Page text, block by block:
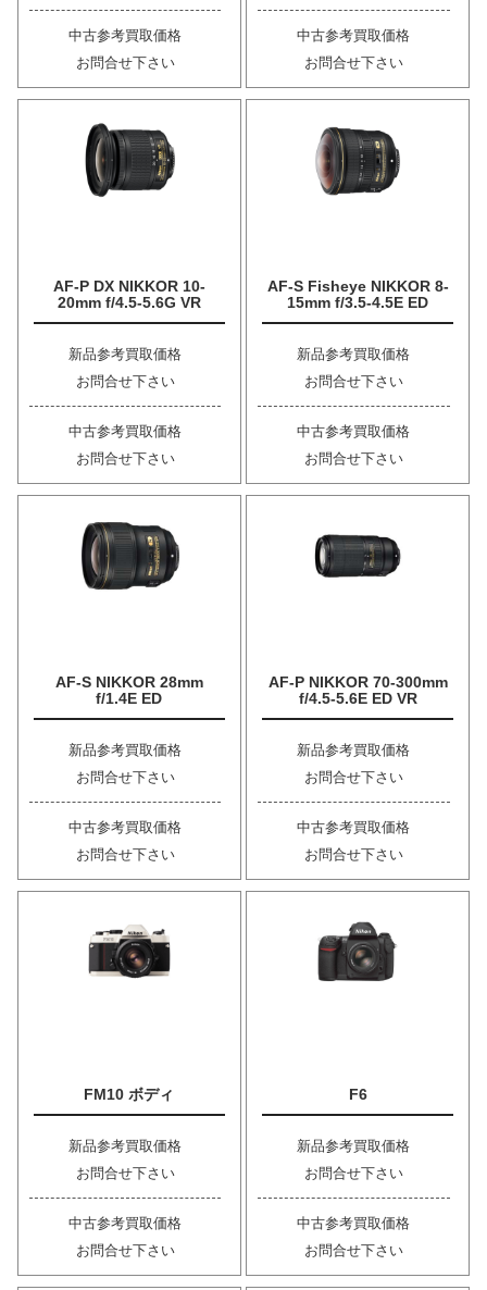
中古参考買取価格
お問合せ下さい
中古参考買取価格
お問合せ下さい
AF-P DX NIKKOR 10-
20mm f/4.5-5.6G VR
新品参考買取価格
お問合せ下さい
中古参考買取価格
お問合せ下さい
AF-S Fisheye NIKKOR 8-
15mm f/3.5-4.5E ED
新品参考買取価格
お問合せ下さい
中古参考買取価格
お問合せ下さい
AF-S NIKKOR 28mm
f/1.4E ED
新品参考買取価格
お問合せ下さい
中古参考買取価格
お問合せ下さい
AF-P NIKKOR 70-300mm
f/4.5-5.6E ED VR
新品参考買取価格
お問合せ下さい
中古参考買取価格
お問合せ下さい
FM10 ボディ
新品参考買取価格
お問合せ下さい
中古参考買取価格
お問合せ下さい
F6
新品参考買取価格
お問合せ下さい
中古参考買取価格
お問合せ下さい